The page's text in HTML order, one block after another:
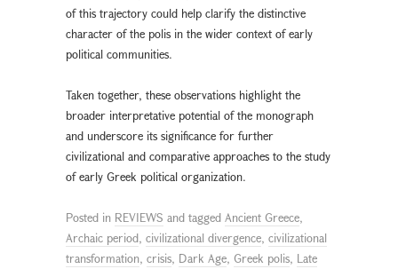
of this trajectory could help clarify the distinctive
character of the polis in the wider context of early
political communities.
Taken together, these observations highlight the
broader interpretative potential of the monograph
and underscore its significance for further
civilizational and comparative approaches to the study
of early Greek political organization.
Posted in REVIEWS and tagged Ancient Greece,
Archaic period, civilizational divergence, civilizational
transformation, crisis, Dark Age, Greek polis, Late